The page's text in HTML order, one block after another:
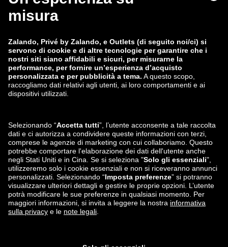
Privé by Zalando Europa
zalando-lounge.de zalando-lounge.at
zalando-lounge.ch zalando-prive.it
zalando-prive.fr zalando-lounge.nl
zalando-lounge.fi zalando-lounge.dk
zalando-lounge.co.uk zalando-lounge.pl
zalando-prive.es zalando-lounge.cz
zalando-lounge.lt zalando-lounge.sk